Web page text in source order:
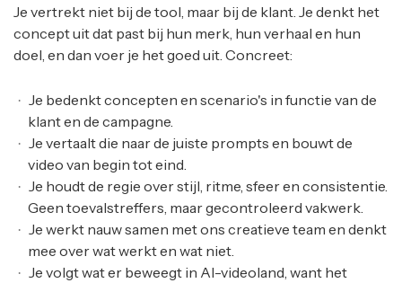
Je vertrekt niet bij de tool, maar bij de klant. Je denkt het
concept uit dat past bij hun merk, hun verhaal en hun
doel, en dan voer je het goed uit. Concreet:
Je bedenkt concepten en scenario's in functie van de
klant en de campagne.
Je vertaalt die naar de juiste prompts en bouwt de
video van begin tot eind.
Je houdt de regie over stijl, ritme, sfeer en consistentie.
Geen toevalstreffers, maar gecontroleerd vakwerk.
Je werkt nauw samen met ons creatieve team en denkt
mee over wat werkt en wat niet.
Je volgt wat er beweegt in AI-videoland, want het